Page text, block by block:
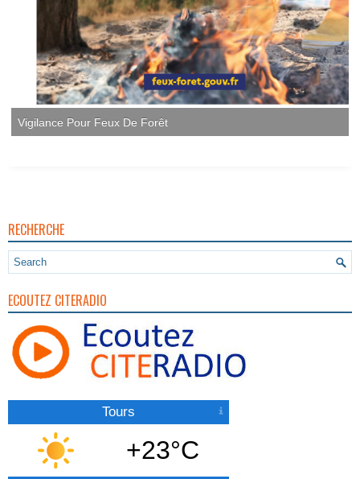
Vigilance Pour Feux De Forêt
RECHERCHE
ECOUTEZ CITERADIO
Tours
+23°C